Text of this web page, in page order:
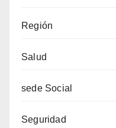
Región
Salud
sede Social
Seguridad